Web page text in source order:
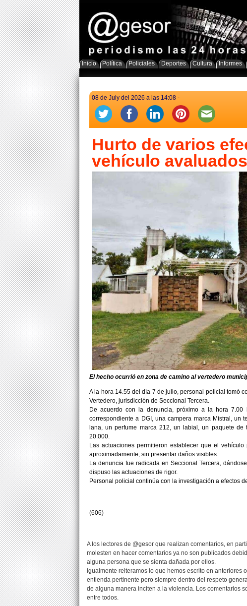
Inicio Política Policiales Deportes Cultura Informes
08 de July del 2026 a las 14:08 -
Hurto de varios
vehículo
El hecho ocurrió en zona de camino al vertedero
A la hora 14.55 del día 7 de julio, personal policial tomó
Vertedero, jurisdicción de Seccional Tercera.
De acuerdo con la denuncia, próximo a la hora 7.00
correspondiente a DGI, una campera marca Mistral, un
lana, un perfume marca 212, un labial, un paquete
20.000.
Las actuaciones permitieron establecer que el
aproximadamente, sin presentar daños visibles.
La denuncia fue radicada en Seccional Tercera,
dispuso las actuaciones de rigor.
Personal policial continúa con la investigación a efectos
(606)
A los lectores de @gesor que realizan comentarios, en
molesten en hacer comentarios ya no son publicados
alguna persona que se sienta dañada por ellos.
Igualmente reiteramos lo que hemos escrito en
entienda pertinente pero siempre dentro del respeto
de alguna manera inciten a la violencia. Los comentarios
entre todos.